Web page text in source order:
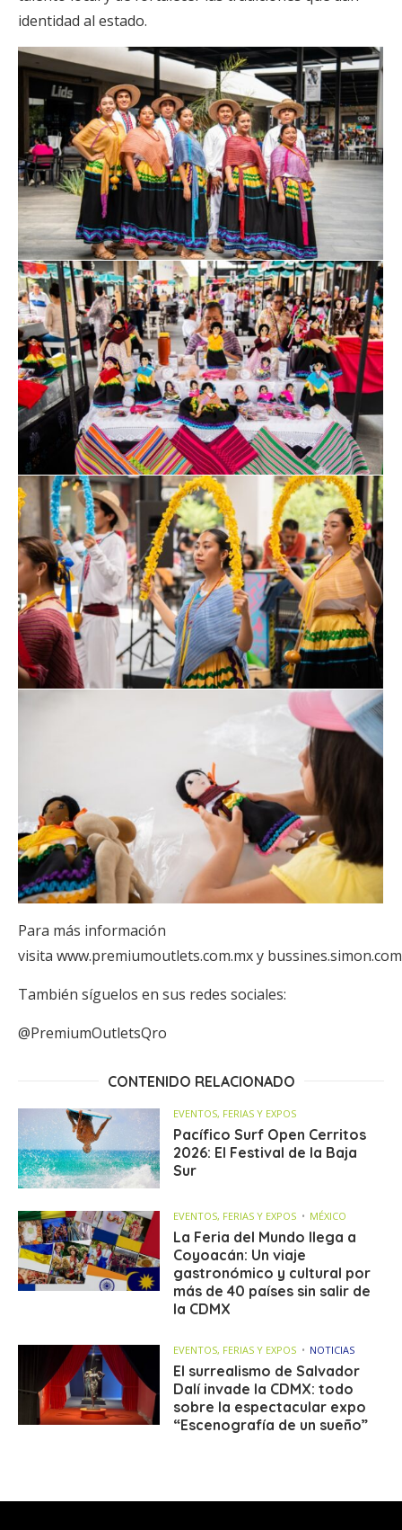
identidad al estado.
Para más información
visita www.premiumoutlets.com.mx y
También síguelos en sus redes sociales:
@PremiumOutletsQro
CONTENIDO RELACIONADO
EVENTOS, FERIAS Y EXPOS
Pacífico Surf Open Cerritos
2026: El Festival de la Baja
Sur
EVENTOS, FERIAS Y EXPOS MÉXICO
La Feria del Mundo llega a
Coyoacán: Un viaje
gastronómico y cultural por
más de 40 países sin salir de
la CDMX
EVENTOS, FERIAS Y EXPOS NOTICIAS
El surrealismo de Salvador
Dalí invade la CDMX: todo
sobre la espectacular expo
“Escenografía de un sueño”